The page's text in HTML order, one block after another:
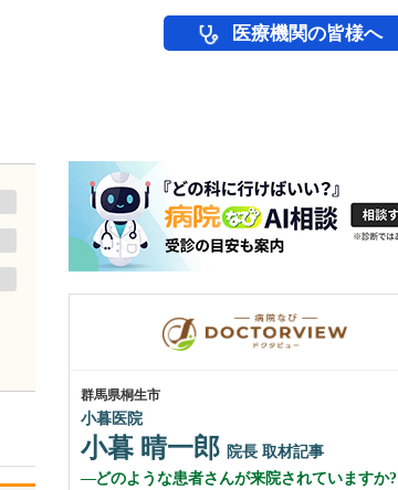
医療機関の皆様へ
群馬県桐生市
小暮医院
小暮 晴一郎 院長 取材記事
どのような患者さんが来院されていますか?